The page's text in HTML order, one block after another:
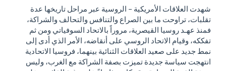
شهدت العلاقات الأمريكية – الروسية عبر مراحل تاريخها عدة
تقلبات، تراوحت ما بين الصراع والتنافس والتحالف والشراكة،
فمنذ عهـد روسيا القيصرية، مروراً بالاتحاد السوفياتي ومن ثم
تفككه، وقيام الاتحاد الروسي على أنقاضه، الأمر الذي أدى إلى
نمط جديد على صعيد العلاقات الثنائية بينهما، فروسيا الاتحادية
انتهجت سياسة جديدة تميزت بصفة الشراكة مع الغرب، وليس